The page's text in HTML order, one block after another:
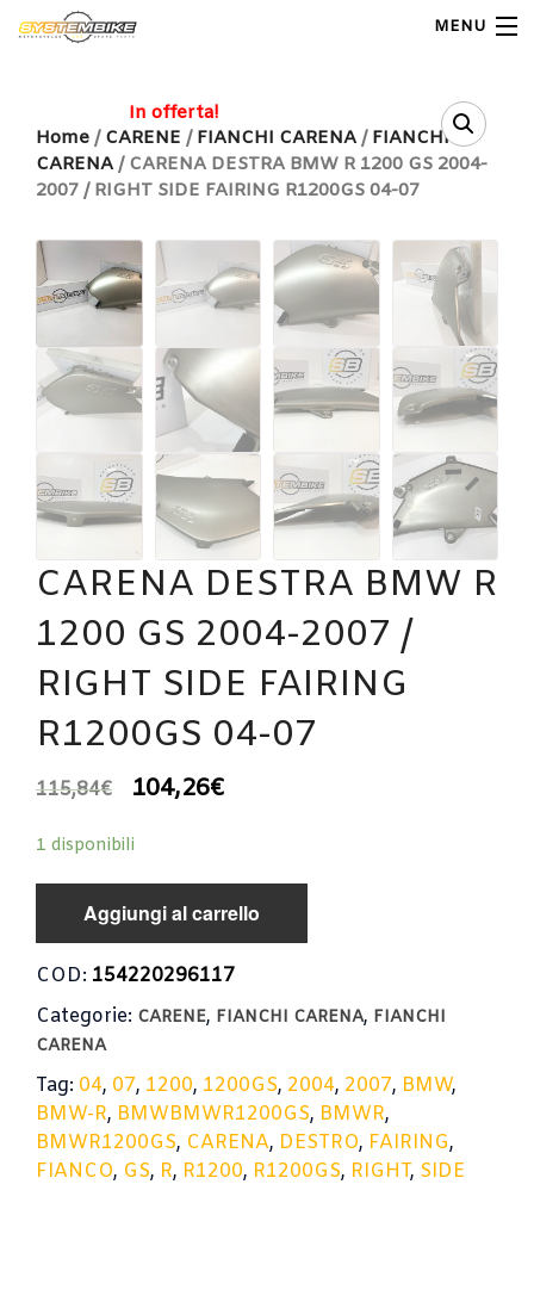
MENU
Home
Shop Ricambi
Carrello
Home / CARENE / FIANCHI CARENA / FIANCHI
CARENA / CARENA DESTRA BMW R 1200 GS 2004-
2007 / RIGHT SIDE FAIRING R1200GS 04-07
In offerta!
CARENA DESTRA BMW R
1200 GS 2004-2007 /
RIGHT SIDE FAIRING
R1200GS 04-07
115,84€ 104,26€
1 disponibili
Aggiungi al carrello
COD: 154220296117
Categorie: CARENE, FIANCHI CARENA, FIANCHI
CARENA
Tag: 04, 07, 1200, 1200GS, 2004, 2007, BMW,
BMW-R, BMWBMWR1200GS, BMWR,
BMWR1200GS, CARENA, DESTRO, FAIRING,
FIANCO, GS, R, R1200, R1200GS, RIGHT, SIDE